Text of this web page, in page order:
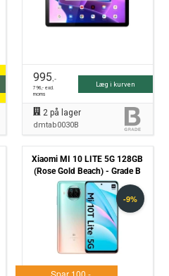
995,-
796,- excl.
moms
Læg i kurven
2 på lager
dmtab0030B
Xiaomi MI 10 LITE 5G 128GB
(Rose Gold Beach) - Grade B